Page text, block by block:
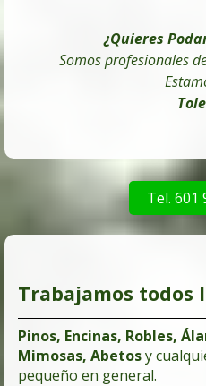
¿Quieres
Somos profesionales
Tel. 601
Trabajamos todos
Pinos, Encinas, Robles,
Mimosas, Abetosy
pequeño en general.